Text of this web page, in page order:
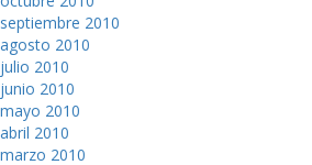
septiembre 2010
agosto 2010
julio 2010
junio 2010
mayo 2010
abril 2010
marzo 2010